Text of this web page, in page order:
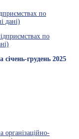
по
дані)
по
грудень 2025
організаційно-